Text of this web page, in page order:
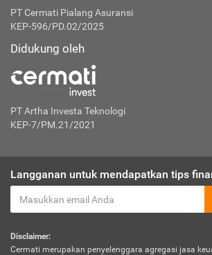
PT Cermati Pialang Asuransi
KEP-596/PD.02/2025
Didukung oleh
PT Artha Investa Teknologi
KEP-7/PM.21/2021
Langganan untuk mendapatkan tips
Disclaimer:
Cermati merupakan penyelenggara agregasi jasa